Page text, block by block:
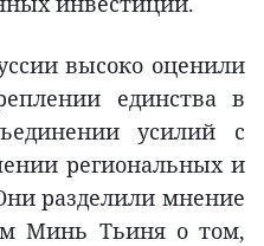
высоко оценили
единства в
усилий с
региональных и
разделили мнение
Минь Тьиня о том,